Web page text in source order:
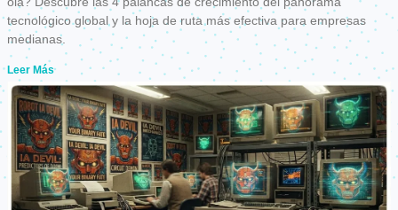
tecnológico global y la hoja de ruta más efectiva para empresas
medianas.
Leer Más